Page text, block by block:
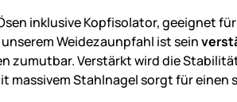
inklusive Kopfisolator, geeignet
Weidezaunpfahl ist sein
zumutbar. Verstärkt wird die
massivem Stahlnagel sorgt für einen